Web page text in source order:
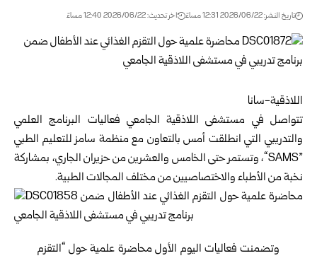
تاريخ النشر: 2026/06/22 12:31 مساءً اخر تحديث: 2026/06/22 12:40 مساءً
اللاذقية-سانا
تتواصل في مستشفى اللاذقية الجامعي فعاليات البرنامج العلمي
“SAMS”‎، وتستمر ‏حتى الخامس والعشرين من حزيران الجاري، بمشاركة
نخبة من الأطباء ‏والاختصاصيين من مختلف المجالات الطبية‎.‎
وتضمنت فعاليات اليوم الأول محاضرة علمية حول “التقزم